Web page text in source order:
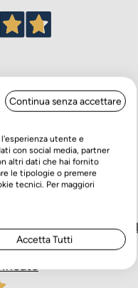
tutte >
Successivo
da oltre 3 anni.
Continua senza accettare
utente e
con social media, partner
altri dati che hai fornito
le tipologie o premere
tecnici. Per maggiori
Accetta Tutti